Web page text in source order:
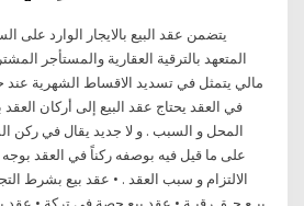
يتضمن عقد البيع بالايجار الوارد على
المتعهد بالترقية العقارية والمستأجر
مالي يتمثل في تسديد الاقساط الشهرية عند
في العقد يحتاج عقد البيع إلى أركان
المحل و السبب . و لا جديد يقال في ركن
على ما قيل فيه بوصفه ركناً في العقد
الالتزام و سبب العقد . • عقد بيع بشرط